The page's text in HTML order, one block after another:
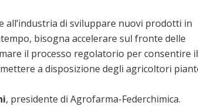
di sviluppare nuovi prodotti in
bisogna accelerare sul fronte delle
il processo regolatorio per consentire il
a disposizione degli agricoltori
, presidente di Agrofarma-Federchimica.